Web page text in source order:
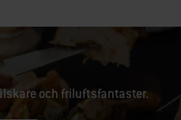
och friluftsfantaster.